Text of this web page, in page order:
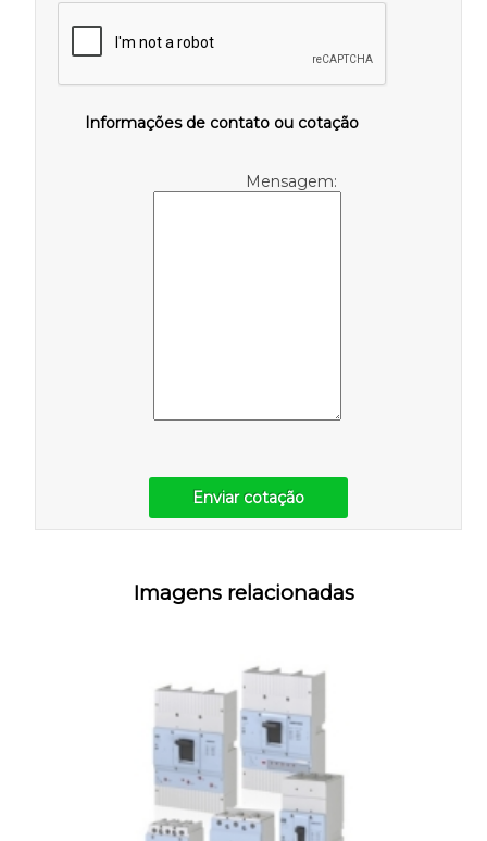
Informações de contato ou cotação
Mensagem:
Enviar cotação
Imagens relacionadas